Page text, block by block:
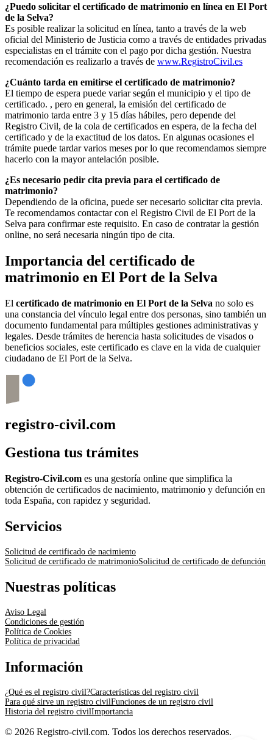
¿Puedo solicitar el certificado de matrimonio en línea en El Port
de la Selva?
Es posible realizar la solicitud en línea, tanto a través de la web
oficial del Ministerio de Justicia como a través de entidades privadas
especialistas en el trámite con el pago por dicha gestión. Nuestra
recomendación es realizarlo a través de www.RegistroCivil.es
¿Cuánto tarda en emitirse el certificado de matrimonio?
El tiempo de espera puede variar según el municipio y el tipo de
certificado. , pero en general, la emisión del certificado de
matrimonio tarda entre 3 y 15 días hábiles, pero depende del
Registro Civil, de la cola de certificados en espera, de la fecha del
certificado y de la exactitud de los datos. En algunas ocasiones el
trámite puede tardar varios meses por lo que recomendamos siempre
hacerlo con la mayor antelación posible.
¿Es necesario pedir cita previa para el certificado de
matrimonio?
Dependiendo de la oficina, puede ser necesario solicitar cita previa.
Te recomendamos contactar con el Registro Civil de El Port de la
Selva para confirmar este requisito. En caso de contratar la gestión
online, no será necesaria ningún tipo de cita.
Importancia del certificado de
matrimonio en El Port de la Selva
El certificado de matrimonio en El Port de la Selva no solo es
una constancia del vínculo legal entre dos personas, sino también un
documento fundamental para múltiples gestiones administrativas y
legales. Desde trámites de herencia hasta solicitudes de visados o
beneficios sociales, este certificado es clave en la vida de cualquier
ciudadano de El Port de la Selva.
registro-civil.com
Gestiona tus trámites
Registro-Civil.com es una gestoría online que simplifica la
obtención de certificados de nacimiento, matrimonio y defunción en
toda España, con rapidez y seguridad.
Servicios
Solicitud de certificado de nacimiento
Solicitud de certificado de matrimonioSolicitud de certificado de defunción
Nuestras políticas
Aviso Legal
Condiciones de gestión
Política de Cookies
Política de privacidad
Información
¿Qué es el registro civil?Características del registro civil
Para qué sirve un registro civilFunciones de un registro civil
Historia del registro civilImportancia
© 2026 Registro-civil.com. Todos los derechos reservados.